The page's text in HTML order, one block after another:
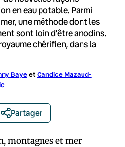
en eau potable. Parmi
mer, une méthode dont les
sont loin d’être anodins.
chérifien, dans la
Bayeet Candice Mazaud-
Partager
montagnes et mer